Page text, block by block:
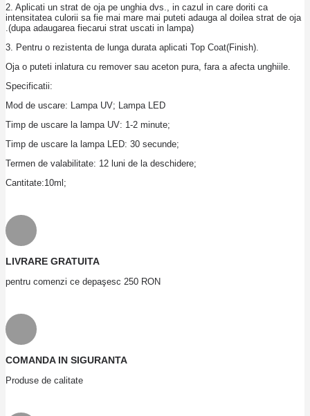
2. Aplicati un strat de oja pe unghia dvs., in cazul in care doriti ca
intensitatea culorii sa fie mai mare mai puteti adauga al doilea strat de oja
.(dupa adaugarea fiecarui strat uscati in lampa)
3. Pentru o rezistenta de lunga durata aplicati Top Coat(Finish).
Oja o puteti inlatura cu remover sau aceton pura, fara a afecta unghiile.
Specificatii:
Mod de uscare: Lampa UV; Lampa LED
Timp de uscare la lampa UV: 1-2 minute;
Timp de uscare la lampa LED: 30 secunde;
Termen de valabilitate: 12 luni de la deschidere;
Cantitate:10ml;
LIVRARE GRATUITA
pentru comenzi ce depaşesc 250 RON
COMANDA IN SIGURANTA
Produse de calitate